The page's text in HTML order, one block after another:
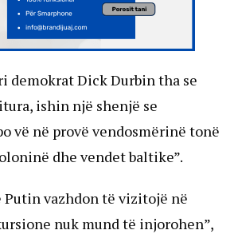
demokrat Dick Durbin tha se
ishin një shenjë se
vë në provë vendosmërinë tonë
dhe vendet baltike”.
Putin vazhdon të vizitojë në
nuk mund të injorohen”,